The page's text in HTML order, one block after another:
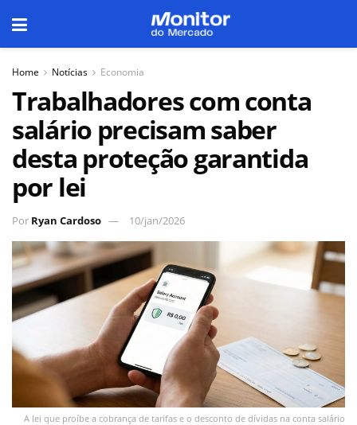
Home Notícias Economia
Trabalhadores com conta
salário precisam saber
desta proteção garantida
por lei
Por Ryan Cardoso 10/jan/2026
A lei que proíbe a cobrança de tarifas e o desconto de dívidas na conta salário